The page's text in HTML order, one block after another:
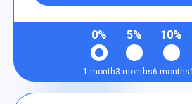
0%
1 month
5%
3 months
10%
6 months